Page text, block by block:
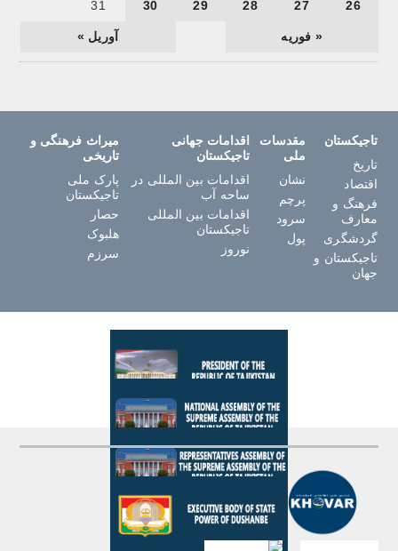
« فوریه آوریل »
26
27
28
29
30
31
تاجیکستان
تاریخ
اقتصاد
فرهنگ و
معارف
گردشگری
تاجیکستان و
جهان
مقدسات
ملی
نشان
پرچم
سرود
پول
اقدامات جهانی
تاجیکستان
اقدامات بین المللی در
ساحه آب
اقدامات بین المللی
تاجیکستان
نوروز
میراث فرهنگی و
تاریخی
پارک ملی
تاجیکستان
حصار
هلبوک
سرزم